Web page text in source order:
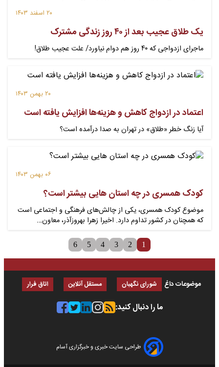
۲۰ اسفند ۱۴۰۳
یک طلاق عجیب بعد از ۴۰ روز زندگی مشترک
ماجرای ازدواجی که ۴۰ روز هم دوام نیاورد/ علت عجیب طلاق!
۲۰ بهمن ۱۴۰۳
اعتماد در ازدواج کاهش و هزینه‌ها افزایش یافته است
آیا زنگ خطر «طلاق» در تهران به صدا درآمده است؟
۰۶ بهمن ۱۴۰۳
کودک همسری در چه استان هایی بیشتر است؟
موضوع کودک همسری، یکی از چالش‌های فرهنگی و اجتماعی است
که همچنان در کشور تداوم دارد. اخیرا زهرا بهروزآذر، معاون…
1
2
3
4
5
6
موضوعات داغ شورای نگهبان مستقل آنلاین اتاق فرار
ما را دنبال کنید:
طراحی سایت خبری و خبرگزاری آسام